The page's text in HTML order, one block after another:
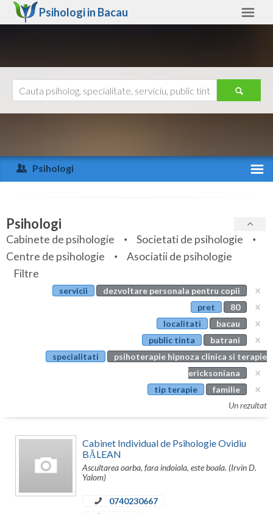
Psihologi in Bacau
Arad
Arges
Bihor
Bistrita-Nasaud
Botosani
Bucuresti
Constanta
Covasna
Ajutor
Psihologi
Specialitati
Servicii
Articole
Evenimente
Psihologi
Cabinete de psihologie
Societati de psihologie
Centre de psihologie
Asociatii de psihologie
Filtre
servicii
dezvoltare personala pentru copii
pret
80
localitati
bacau
public tinta
batrani
specialitati
psihoterapie hipnoza clinica si terapie
ericksoniana
tip terapie
familie
Un rezultat
Cabinet Individual de Psihologie Ovidiu
BĂLEAN
Ascultarea oarba, fara indoiala, este boala. (Irvin D.
Yalom)
0740230667